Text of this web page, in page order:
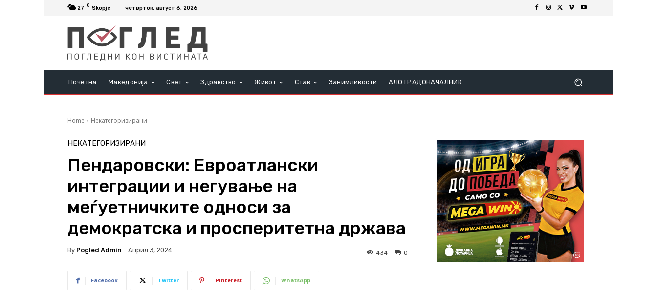
27 C Skopje четврток, август 6, 2026
Почетна Македонија Свет Здравство Живот Став Занимливости АЛО ГРАДОНАЧАЛНИК
Home Некатегоризирани
НЕКАТЕГОРИЗИРАНИ
Пендаровски: Евроатлански
интеграции и негување на
меѓуетничките односи за
демократска и просперитетна држава
By Pogled Admin Април 3, 2024 0
434
Facebook Twitter Pinterest WhatsApp